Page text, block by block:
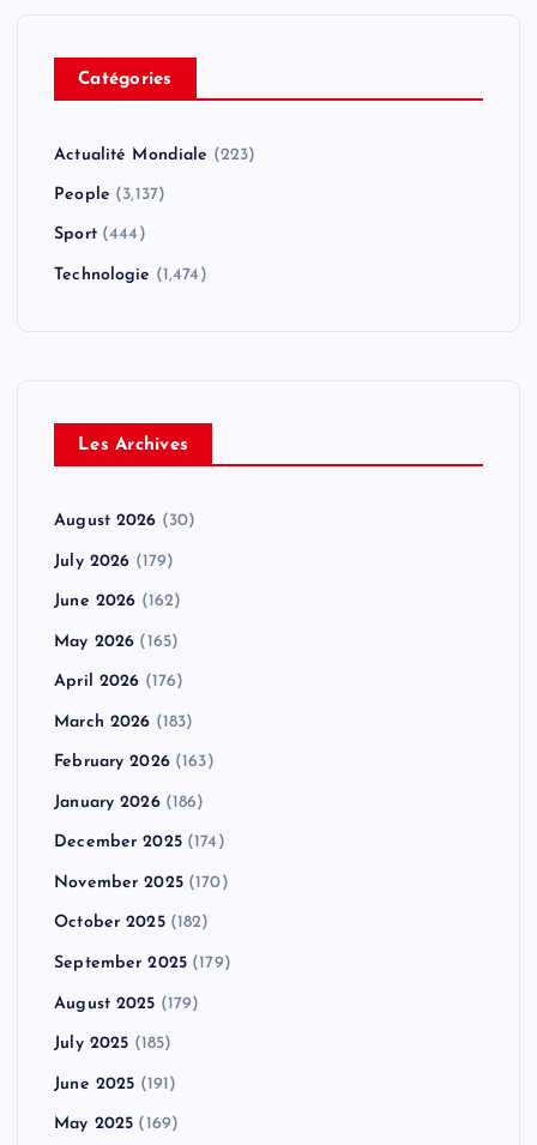
Catégories
Actualité Mondiale (223)
People (3,137)
Sport(444)
Technologie (1,474)
Les Archives
August 2026 (30)
July 2026 (179)
June 2026 (162)
May 2026 (165)
April 2026 (176)
March 2026 (183)
February 2026(163)
January 2026(186)
December 2025(174)
November 2025(170)
October 2025(182)
September 2025 (179)
August 2025 (179)
July 2025 (185)
June 2025 (191)
May 2025 (169)